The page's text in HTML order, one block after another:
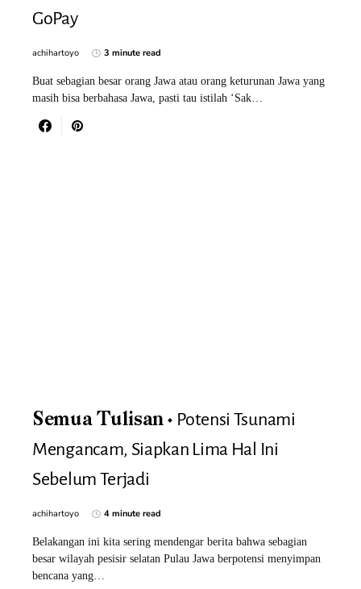
GoPay
achihartoyo 3 minute read
Buat sebagian besar orang Jawa atau orang keturunan Jawa yang
masih bisa berbahasa Jawa, pasti tau istilah ‘Sak…
Semua Tulisan
Potensi Tsunami
Mengancam, Siapkan Lima Hal Ini
Sebelum Terjadi
achihartoyo 4 minute read
Belakangan ini kita sering mendengar berita bahwa sebagian
besar wilayah pesisir selatan Pulau Jawa berpotensi menyimpan
bencana yang…